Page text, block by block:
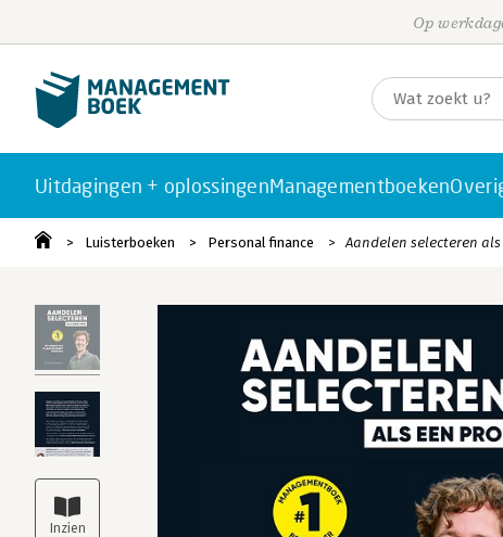
Op
Uitdagingen + oplossingenManagementboeken
Luisterboeken Personal finance Aandelen selecteren als